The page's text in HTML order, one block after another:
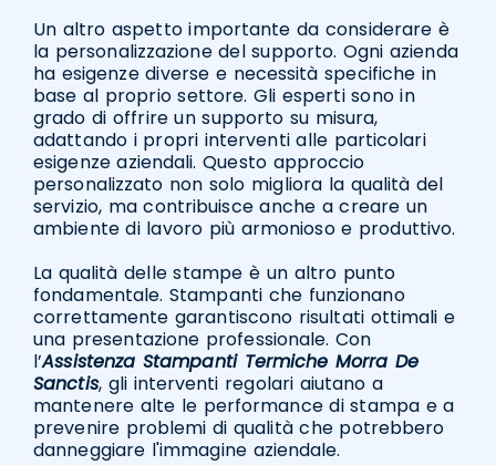
Un altro aspetto importante da considerare è
la personalizzazione del supporto. Ogni azienda
ha esigenze diverse e necessità specifiche in
base al proprio settore. Gli esperti sono in
grado di offrire un supporto su misura,
adattando i propri interventi alle particolari
esigenze aziendali. Questo approccio
personalizzato non solo migliora la qualità del
servizio, ma contribuisce anche a creare un
ambiente di lavoro più armonioso e produttivo.
La qualità delle stampe è un altro punto
fondamentale. Stampanti che funzionano
correttamente garantiscono risultati ottimali e
una presentazione professionale. Con
l’Assistenza Stampanti Termiche Morra De
Sanctis, gli interventi regolari aiutano a
mantenere alte le performance di stampa e a
prevenire problemi di qualità che potrebbero
danneggiare l'immagine aziendale.